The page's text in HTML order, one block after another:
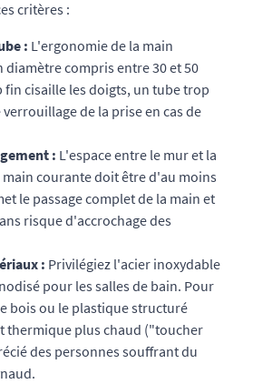
critères :
: L'ergonomie de la main
diamètre compris entre 30 et 50
fin cisaille les doigts, un tube trop
de la prise en cas de
: L'espace entre le mur et la
courante doit être d'au moins
le passage complet de la main et
risque d'accrochage des
: Privilégiez l'acier inoxydable
pour les salles de bain. Pour
bois ou le plastique structuré
thermique plus chaud ("toucher
des personnes souffrant du